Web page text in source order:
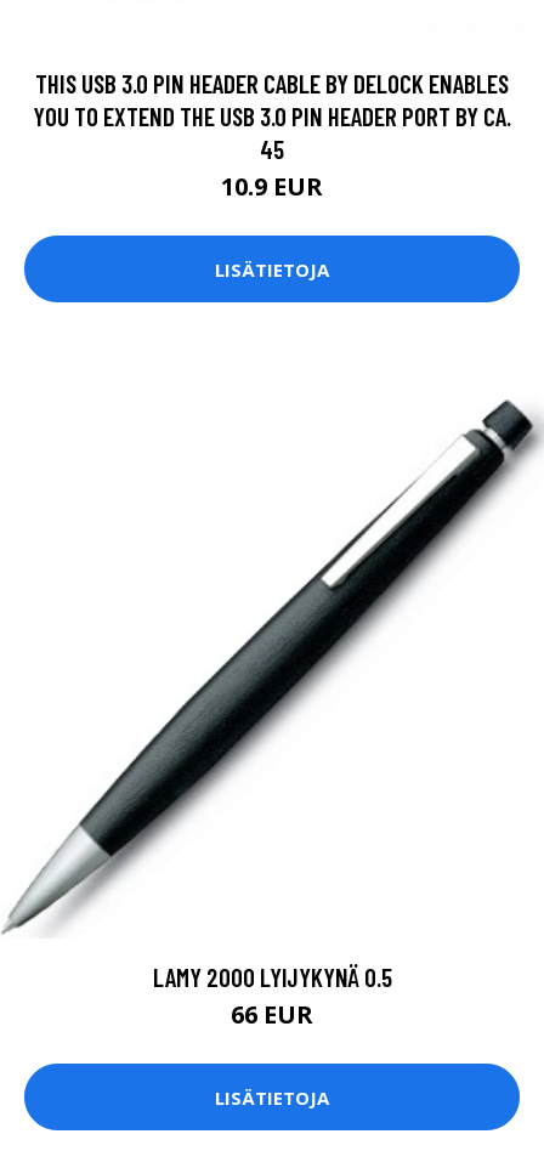
THIS USB 3.0 PIN HEADER CABLE BY DELOCK ENABLES
YOU TO EXTEND THE USB 3.0 PIN HEADER PORT BY CA.
45
10.9 EUR
LISÄTIETOJA
LAMY 2000 LYIJYKYNÄ 0.5
66 EUR
LISÄTIETOJA